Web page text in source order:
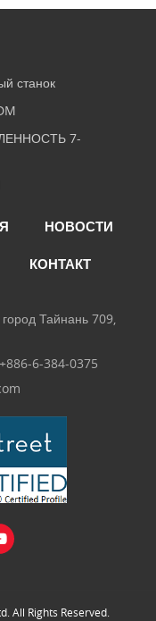
станок
7-
НОВОСТИ
КОНТАКТ
Тайнань 709,
6-384-0375
All Rights Reserved.